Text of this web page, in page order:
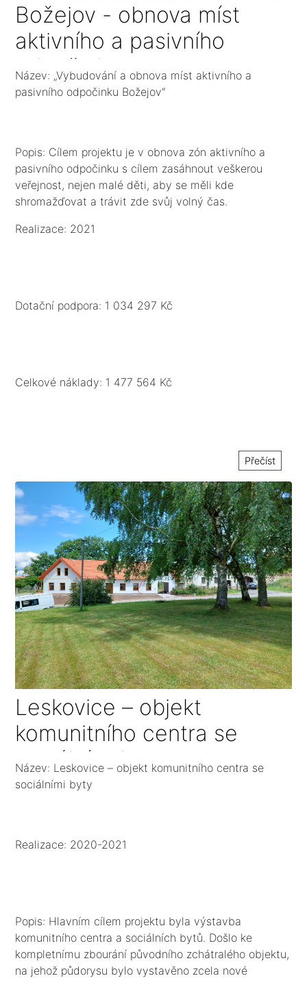
Božejov - obnova míst
aktivního a pasivního
odpočinku
Název: „Vybudování a obnova míst aktivního a
pasivního odpočinku Božejov“
Popis: Cílem projektu je v obnova zón aktivního a
pasivního odpočinku s cílem zasáhnout veškerou
veřejnost, nejen malé děti, aby se měli kde
shromažďovat a trávit zde svůj volný čas.
Realizace: 2021
Dotační podpora: 1 034 297 Kč
Celkové náklady: 1 477 564 Kč
Přečíst
Leskovice – objekt
komunitního centra se
sociálními byty
Název: Leskovice – objekt komunitního centra se
sociálními byty
Realizace: 2020-2021
Popis: Hlavním cílem projektu byla výstavba
komunitního centra a sociálních bytů. Došlo ke
kompletnímu zbourání původního zchátralého objektu,
na jehož půdorysu bylo vystavěno zcela nové